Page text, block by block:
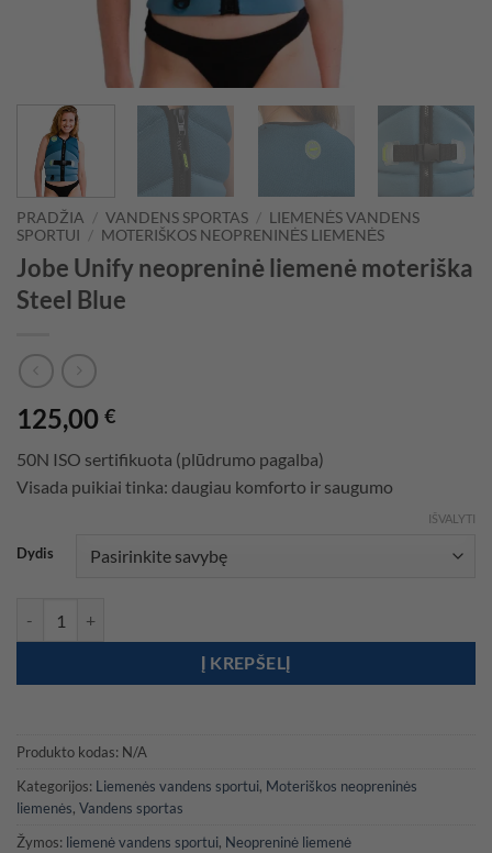
PRADŽIA / VANDENS SPORTAS / LIEMENĖS VANDENS
SPORTUI / MOTERIŠKOS NEOPRENINĖS LIEMENĖS
Jobe Unify neopreninė liemenė moteriška
Steel Blue
125,00 €
50N ISO sertifikuota (plūdrumo pagalba)
Visada puikiai tinka: daugiau komforto ir saugumo
Dydis
IŠVALYTI
Į KREPŠELĮ
Produkto kodas: N/A
Kategorijos: Liemenės vandens sportui, Moteriškos neopreninės
liemenės, Vandens sportas
Žymos: liemenė vandens sportui, Neopreninė liemenė